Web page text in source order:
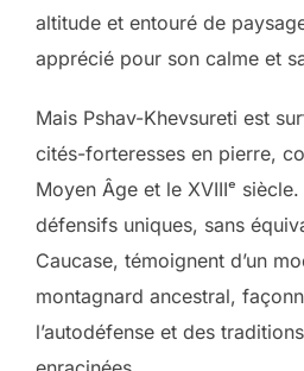
altitude et entouré de
apprécié pour son calme et
Mais Pshav-Khevsureti est
cités-forteresses en pierre,
Moyen Âge et le XVIIIᵉ
défensifs uniques, sans
Caucase, témoignent d’un
montagnard ancestral,
l’autodéfense et des